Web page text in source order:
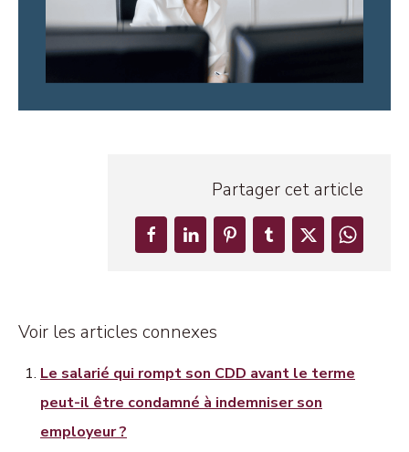
Partager cet article
Voir les articles connexes
Le salarié qui rompt son CDD avant le terme
peut-il être condamné à indemniser son
employeur ?